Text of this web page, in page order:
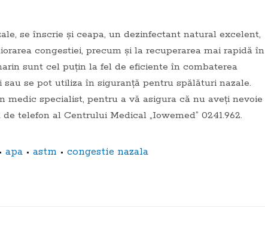
se înscrie şi ceapa, un dezinfectant natural excelent,
congestiei, precum şi la recuperarea mai rapidă în
sunt cel puţin la fel de eficiente în combaterea
se pot utiliza în siguranţă pentru spălături nazale.
specialist, pentru a vă asigura că nu aveţi nevoie
telefon al Centrului Medical „Iowemed” 0241.962.
• apa • astm • congestie nazala